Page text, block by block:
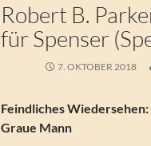
Robert B.
für Spenser
7. OKTOBER 2018
Feindliches
Graue Mann